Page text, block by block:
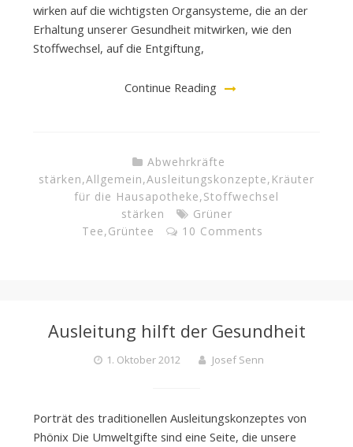
wirken auf die wichtigsten Organsysteme, die an der
Erhaltung unserer Gesundheit mitwirken, wie den
Stoffwechsel, auf die Entgiftung,
Continue Reading
Abwehrkräfte
stärken,Allgemein,Ausleitungskonzepte, Kräuter
für die Hausapotheke,Stoffwechsel
stärken
Grüner
Tee,Grüntee 10 Comments
Ausleitung hilft der Gesundheit
1. Oktober 2012 Josef Senn
Porträt des traditionellen Ausleitungskonzeptes von
Phönix Die Umweltgifte sind eine Seite, die unsere